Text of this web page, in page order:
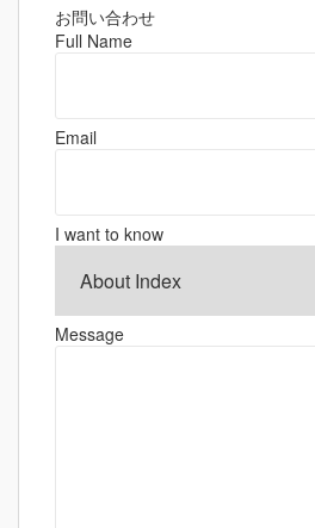
お問い合わせ
Full Name
Email
I want to know
Message